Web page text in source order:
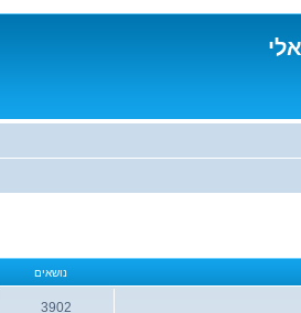
נושאים
3902